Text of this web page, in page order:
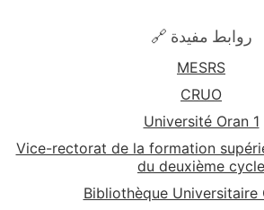
🔗 روابط مفيدة
MESRS
CRUO
Université Oran 1
Vice-rectorat de la formation
du deuxième cycle
Bibliothèque Universitaire